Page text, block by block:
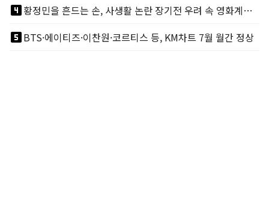
looks_4
황정민을 흔드는 손, 사생활 논란 장기전 우려 속 영화계도 리스크
looks_5BTS·에이티즈·이찬원·코르티스 등, KM차트 7월 월간 정상